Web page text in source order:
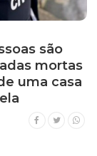
são
mortas
uma casa